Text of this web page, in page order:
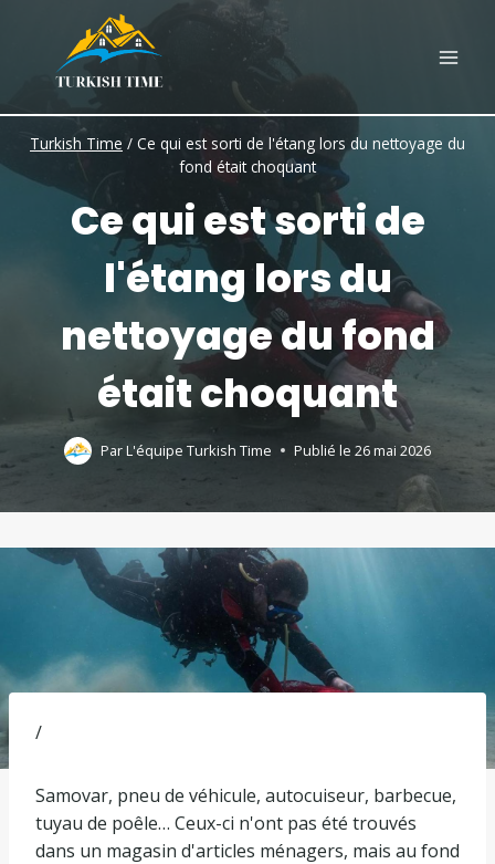
content
Turkish Time / Ce qui est sorti de l'étang lors du nettoyage du
fond était choquant
Ce qui est sorti de
l'étang lors du
nettoyage du fond
était choquant
ParL'équipe Turkish Time Publié le 26 mai 2026
/
Samovar, pneu de véhicule, autocuiseur, barbecue,
tuyau de poêle… Ceux-ci n'ont pas été trouvés
dans un magasin d'articles ménagers, mais au fond